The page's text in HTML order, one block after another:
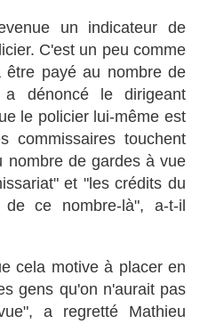
un indicateur de
C'est un peu comme
payé au nombre de
a dénoncé le dirigeant
le policier lui-même est
commissaires touchent
nombre de gardes à vue
et "les crédits du
de ce nombre-là", a-t-il
cela motive à placer en
gens qu'on n'aurait pas
a regretté Mathieu